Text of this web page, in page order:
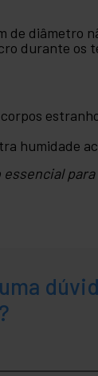
de diâmetro
durante os
humidade